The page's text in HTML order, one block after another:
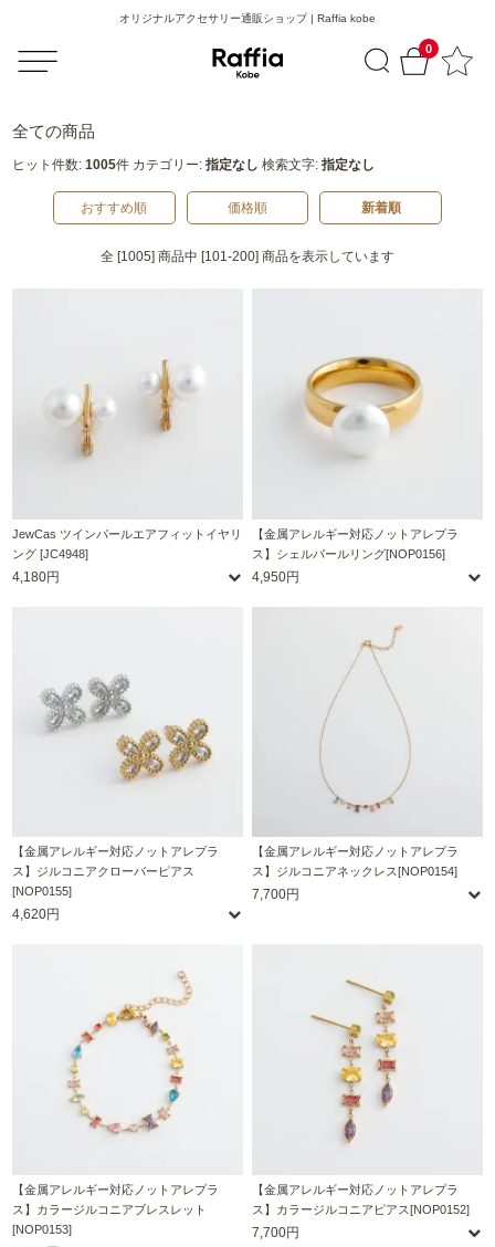
0
オリジナルアクセサリー通販ショップ | Raffia kobe
全ての商品
ヒット件数:1005件 カテゴリー:指定なし 検索文字:指定なし
おすすめ順 価格順 新着順
全 [1005] 商品中 [101-200] 商品を表示しています
JewCas ツインパールエアフィットイヤリ
ング [JC4948]
4,180円
【金属アレルギー対応ノットアレプラ
ス】シェルパールリング[NOP0156]
4,950円
【金属アレルギー対応ノットアレプラ
ス】ジルコニアクローバーピアス
[NOP0155]
4,620円
【金属アレルギー対応ノットアレプラ
ス】ジルコニアネックレス[NOP0154]
7,700円
【金属アレルギー対応ノットアレプラ
ス】カラージルコニアブレスレット
[NOP0153]
【金属アレルギー対応ノットアレプラ
ス】カラージルコニアピアス[NOP0152]
7,700円